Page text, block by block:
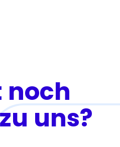
noch
uns?